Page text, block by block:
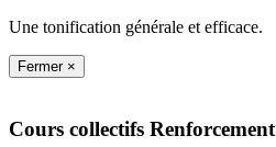
Une tonification générale et efficace.
Fermer ×
Cours collectifs Renforcement